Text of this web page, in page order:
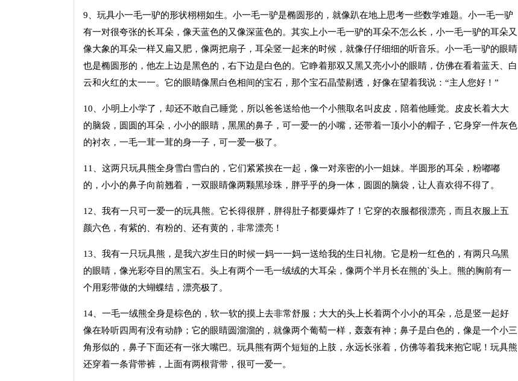
9、玩具小一毛一驴的形状栩栩如生。小一毛一驴是椭圆形的，就像趴在地上思考一些数学难题。小一毛一驴
有一对很夸张的长耳朵，像天蓝色的又像深蓝色的。其实上小一毛一驴的耳朵不怎么长，小一毛一驴的耳朵又
像大象的耳朵一样又扁又肥，像两把扇子，耳朵竖一起来的时候，就像仔仔细细的听音乐。小一毛一驴的眼睛
也是椭圆形的，他左上边是黑色的，右下边是白色的。它睁着那双又黑又亮小小的眼睛，仿佛在看着蓝天、白
云和火红的太一一。它的眼睛像黑白色相间的宝石，那个宝石晶莹剔透，好像在望着我说：“主人您好！”
10、小明上小学了，却还不敢自己睡觉，所以爸爸送给他一个小熊取名叫皮皮，陪着他睡觉。皮皮长着大大
的脑袋，圆圆的耳朵，小小的眼睛，黑黑的鼻子，可一爱一的小嘴，还带着一顶小小的帽子，它身穿一件灰色
的衬衣，一毛一茸一茸的身一子，可一爱一极了。
11、这两只玩具熊全身雪白雪白的，它们紧紧挨在一起，像一对亲密的小一姐妹。半圆形的耳朵，粉嘟嘟
的，小小的鼻子向前翘着，一双眼睛像两颗黑珍珠，胖乎乎的身一体，圆圆的脑袋，让人喜欢得不得了。
12、我有一只可一爱一的玩具熊。它长得很胖，胖得肚子都要爆炸了！它穿的衣服都很漂亮，而且衣服上五
颜六色，有紫的、有粉的、还有黄的，非常漂亮！
13、我有一只玩具熊，是我六岁生日的时候一妈一一妈一送给我的生日礼物。它是粉一红色的，有两只乌黑
的眼睛，像光彩夺目的黑宝石。头上有两个一毛一绒绒的大耳朵，像两个半月长在熊的`头上。熊的胸前有一
个用彩带做的大蝴蝶结，漂亮极了。
14、一毛一绒熊全身是棕色的，软一软的摸上去非常舒服；大大的头上长着两个小小的耳朵，总是竖一起好
像在聆听四周有没有动静；它的眼睛圆溜溜的，就像两个葡萄一样，轰轰有神；鼻子是白色的，像是一个小三
角形似的，鼻子下面还有一张大嘴巴。玩具熊有两个短短的上肢，永远长张着，仿佛等着我来抱它呢！玩具熊
还穿着一条背带裤，上面有两根背带，很可一爱一。